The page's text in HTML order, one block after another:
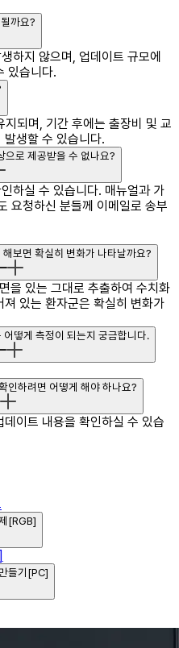
까요?
하지 않으며, 업데이트 규모에
있습니다.
되며, 기간 후에는 출장비 및 교
생할 수 있습니다.
으로 제공받을 수 없나요?
하실 수 있습니다. 매뉴얼과 가
요청하신 분들께 이메일로 송부
보면 확실히 변화가 나타날까요?
을 있는 그대로 추출하여 수치화
있는 환자군은 확실히 변화가
떻게 측정이 되는지 궁금합니다.
인하려면 어떻게 해야 하나요?
이트 내용을 확인하실 수 있습
[RGB]
들기[PC]